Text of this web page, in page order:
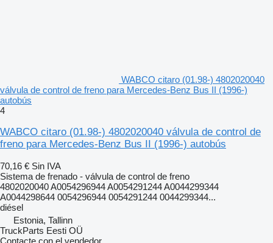
WABCO citaro (01.98-) 4802020040
válvula de control de freno para Mercedes-Benz Bus II (1996-)
autobús
4
WABCO citaro (01.98-) 4802020040 válvula de control de
freno para Mercedes-Benz Bus II (1996-) autobús
70,16 € Sin IVA
Sistema de frenado - válvula de control de freno
4802020040 A0054296944 A0054291244 A0044299344
A0044298644 0054296944 0054291244 0044299344...
diésel
Estonia, Tallinn
TruckParts Eesti OÜ
Contacte con el vendedor